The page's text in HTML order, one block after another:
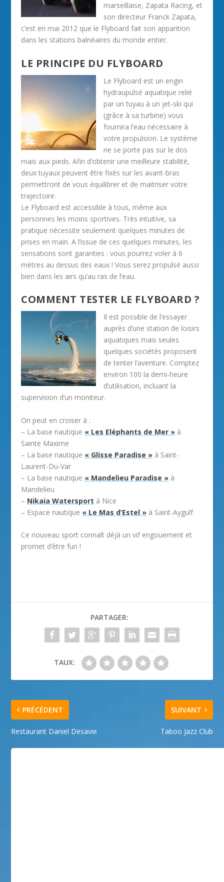
marseillaise, Zapata Racing, et
son directeur Franck Zapata,
c’est en mai 2012 que le Flyboard fait son apparition
dans les stations balnéaires du monde entier.
LE PRINCIPE DU FLYBOARD
Le Flyboard est un engin
hydraupulsé aquatique relié
par un tuyau à un jet-ski qui
(grâce à sa turbine) vous
fournira l’eau nécessaire à
votre propulsion. Le système
ne se porte pas sur le dos
mais aux pieds. Afin d’obtenir une meilleure stabilité,
deux tuyaux peuvent être fixés sur les avant-bras
permettront de vous équilibrer et de maitriser votre
trajectoire.
Le Flyboard est accessible à tous, même aux
personnes les moins sportives. Très intuitive, sa
pratique nécessite seulement quelques minutes de
prises en main. A l’issue de ces quelques minutes, les
sensations sont garanties : vous pourrez voler à 6
mètres au dessus des eaux ! Vous serez propulsé aussi
bien dans les airs qu’au ras de l’eau.
COMMENT TESTER LE FLYBOARD ?
Il est possible de l’essayer
auprès d’une station de loisirs
aquatiques mais seules
quelques sociétés proposent
de tenter l’aventure. Comptez
environ 100 la demi-heure
d’utilisation, incluant la
supervision d’un moniteur.
On peut en croiser à :
– La base nautique « Les Eléphants de Mer » à
Sainte Maxime
– La base nautique « Glisse Paradise » à Saint-
Laurent-Du-Var
– La base nautique « Mandelieu Paradise » à
Mandelieu
– Nikaia Watersport à Nice
– Espace nautique « Le Mas d’Estel » à Saint-Aygulf
Ce nouveau sport connaît déjà un vif engouement et
promet d’être fun !
PARTAGER:
TAUX:
PRÉCÉDENT
Restaurant Daniel Desavie
SUIVANT
Taboo Jazz Club